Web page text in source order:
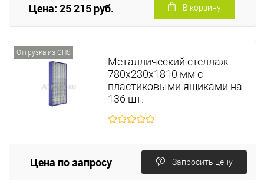
Цена: 25 215 руб. В корзину
Отгрузка из СПб
Металлический стеллаж
780х230х1810 мм с
пластиковыми ящиками на
136 шт.
Цена по запросу Запросить цену